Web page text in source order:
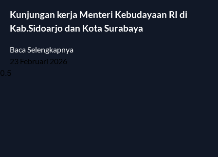
Kunjungan kerja Menteri Kebudayaan RI di
Kab.Sidoarjo dan Kota Surabaya
Baca Selengkapnya
23 Februari 2026